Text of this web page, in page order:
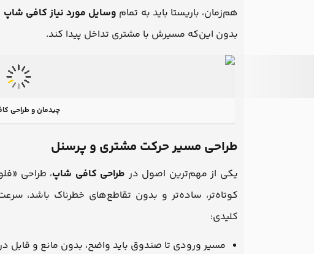
هم‌زمان، باریستا باید به تمام وسایل مورد نیاز کافی شاپ
بدون این‌که مسیرش با مشتری تداخل پیدا کند.
چیدمان و طراحی
طراحی مسیر حرکت مشتری و پرسنل
یکی از مهم‌ترین اصول در طراحی کافی شاپ، طراحی
کوتاه‌تر، ساده‌تر و بدون تقاطع‌های خطرناک باشد،
کلیدی:
مسیر ورودی تا صندوق باید واضح، بدون مانع و قابل